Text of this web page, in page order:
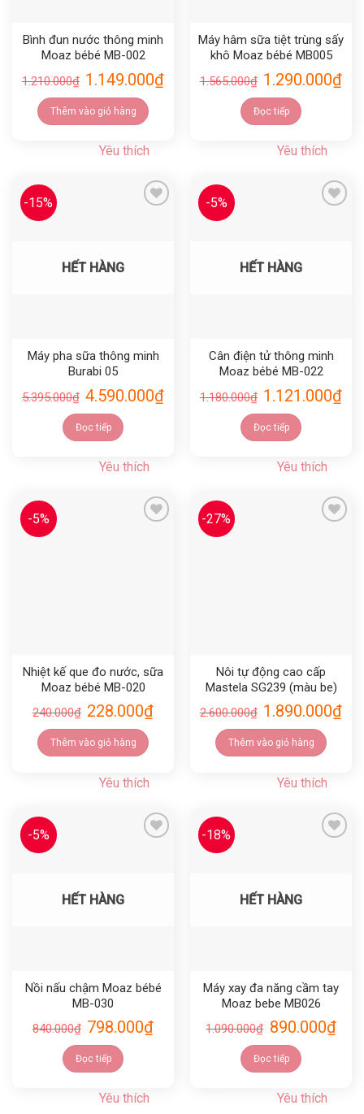
Bình đun nước thông minh
Moaz bébé MB-002
1.210.000₫ 1.149.000₫
Thêm vào giỏ hàng
Yêu thích
Máy hâm sữa tiệt trùng sấy
khô Moaz bébé MB005
1.565.000₫ 1.290.000₫
Đọc tiếp
Yêu thích
-15%
HẾT HÀNG
Máy pha sữa thông minh
Burabi 05
5.395.000₫ 4.590.000₫
Đọc tiếp
Yêu thích
-5%
HẾT HÀNG
Cân điện tử thông minh
Moaz bébé MB-022
1.180.000₫ 1.121.000₫
Đọc tiếp
Yêu thích
-5%
Nhiệt kế que đo nước, sữa
Moaz bébé MB-020
240.000₫ 228.000₫
Thêm vào giỏ hàng
Yêu thích
-27%
Nôi tự động cao cấp
Mastela SG239 (màu be)
2.600.000₫ 1.890.000₫
Thêm vào giỏ hàng
Yêu thích
-5%
HẾT HÀNG
Nồi nấu chậm Moaz bébé
MB-030
840.000₫ 798.000₫
Đọc tiếp
Yêu thích
-18%
HẾT HÀNG
Máy xay đa năng cầm tay
Moaz bebe MB026
1.090.000₫ 890.000₫
Đọc tiếp
Yêu thích